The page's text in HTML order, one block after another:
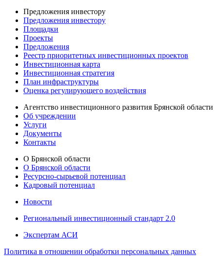
Предложения инвестору
Предложения инвестору
Площадки
Проекты
Предложения
Реестр приоритетных инвестиционных проектов
Инвестиционная карта
Инвестиционная стратегия
План инфраструктуры
Оценка регулирующего воздействия
Агентство инвестиционного развития Брянской области
Об учреждении
Услуги
Документы
Контакты
О Брянской области
О Брянской области
Ресурсно-сырьевой потенциал
Кадровый потенциал
Новости
Региональный инвестиционный стандарт 2.0
Экспертам АСИ
Политика в отношении обработки персональных данных